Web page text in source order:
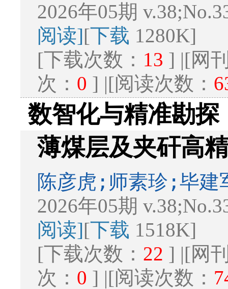
2026年05期
阅读][下载 1280K]
[下载次数： 13 ] |[网
次： 0 ] |[阅读次数：
数智化与精准勘探
薄煤层及夹矸高
陈彦虎;师素珍;毕
2026年05期
阅读][下载 1518K]
[下载次数： 22 ] |[网
次： 0 ] |[阅读次数：